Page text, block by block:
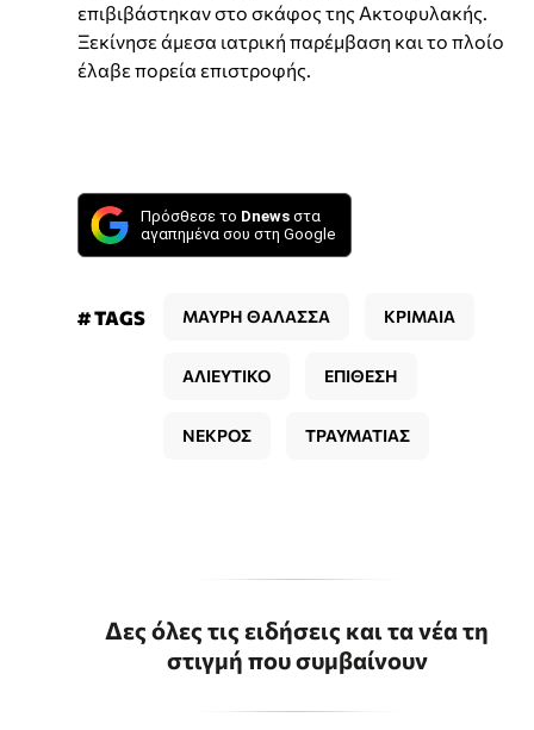
επιβιβάστηκαν στο σκάφος της Ακτοφυλακής.
Ξεκίνησε άμεσα ιατρική παρέμβαση και το πλοίο
έλαβε πορεία επιστροφής.
Πρόσθεσε το Dnews στα
αγαπημένα σου στη Google
# TAGS ΜΑΥΡΗ ΘΑΛΑΣΣΑ ΚΡΙΜΑΙΑ
ΑΛΙΕΥΤΙΚΟ ΕΠΙΘΕΣΗ
ΝΕΚΡΟΣ ΤΡΑΥΜΑΤΙΑΣ
Δες όλες τις ειδήσεις και τα νέα τη
στιγμή που συμβαίνουν